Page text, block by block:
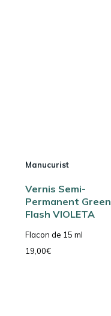
Manucurist
Vernis Semi-
Permanent Green
Flash VIOLETA
Flacon de 15 ml
19,00€